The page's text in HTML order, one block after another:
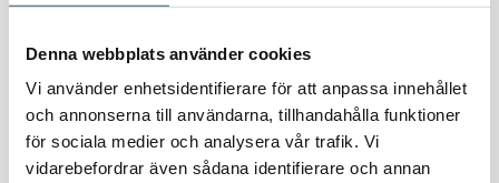
Denna webbplats använder cookies
Vi använder enhetsidentifierare för att anpassa innehållet
och annonserna till användarna, tillhandahålla funktioner
för sociala medier och analysera vår trafik. Vi
vidarebefordrar även sådana identifierare och annan
Hem/Butik/ Produkter märkta ”liggande ståltank”
liggande ståltank
Inga produkter hittades som motsvarar ditt val.